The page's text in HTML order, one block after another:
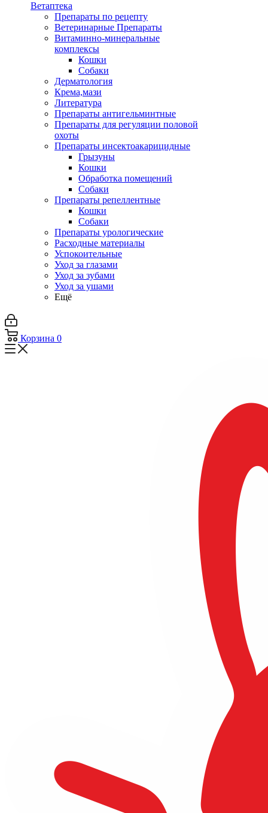
Ветаптека
Препараты по рецепту
Ветеринарные Препараты
Витаминно-минеральные
комплексы
Кошки
Собаки
Дерматология
Крема,мази
Литература
Препараты антигельминтные
Препараты для регуляции половой
охоты
Препараты инсектоакарицидные
Грызуны
Кошки
Обработка помещений
Собаки
Препараты репеллентные
Кошки
Собаки
Препараты урологические
Расходные материалы
Успокоительные
Уход за глазами
Уход за зубами
Уход за ушами
Ещё
Корзина 0